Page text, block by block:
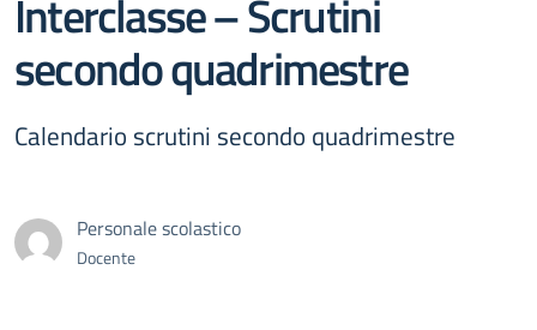
Interclasse – Scrutini
secondo quadrimestre
Calendario scrutini secondo quadrimestre
Personale scolastico
Docente